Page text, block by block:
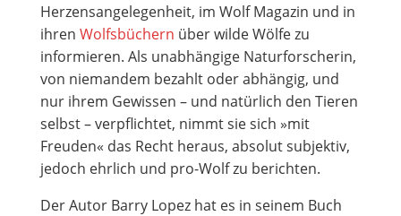
Herzensangelegenheit, im Wolf Magazin und in
ihren Wolfsbüchern über wilde Wölfe zu
informieren. Als unabhängige Naturforscherin,
von niemandem bezahlt oder abhängig, und
nur ihrem Gewissen – und natürlich den Tieren
selbst – verpflichtet, nimmt sie sich »mit
Freuden« das Recht heraus, absolut subjektiv,
jedoch ehrlich und pro-Wolf zu berichten.
Der Autor Barry Lopez hat es in seinem Buch